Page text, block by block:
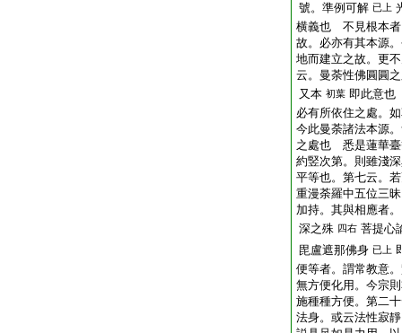
號。準例可解 已上
横義也 不見根本者
故。必亦有其本源
地而建立之故。更
云。曼荼性佛圓圓
又本 初葉 即此意也
必有所依住之處。
今此曼荼諸法本源
之處也 悉是蓮華臺
約竪次第。則雖淺
平等也。第七云。
重漫荼羅中五位三
加持。其與相應者
深之殊 四右 菩提心
毘盧遮那佛身 已上
便等者。謂常教意
無方便化用。今宗
施種種方便。第二
法身。或云法性寂